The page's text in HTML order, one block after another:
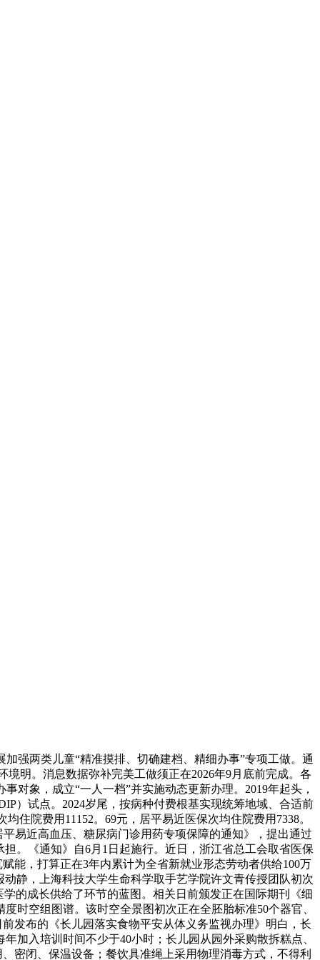
两类儿童“精准摸排、切确建档、精细办事”专项工做。通
明。消息数据弥补完美工做须正在2026年9月底前完成。各
对象，成立“一人一档”并实施动态更新办理。2019年起头，
）试点。2024岁尾，按病种付费根基实现统筹地域、合适前
住院费用11152。69元，居平易近医保次均住院费用7338。
易近高血压、糖尿病门诊用药专项保障的通知》，提出通过
。《通知》自6月1日起施行。近日，浙江省总工会取省医保
能，打算正在3年内累计为全省新就业形态劳动者供给100万
静，上海科技大学生命科学取手艺学院许文青传授团队初次
的成长供给了环节的蓝图。相关日前颁发正在国际期刊《细
时空组图谱。该时空全景图初次正在全胚胎标准50个器官、
发布的《长儿园落实食物平安从体义务监视办理》明白，长
加入培训时间不少于40小时；长儿园从园外采购散拆糕点、
密闭、保温设备；餐饮具准绳上采用物理消毒方式，不得利